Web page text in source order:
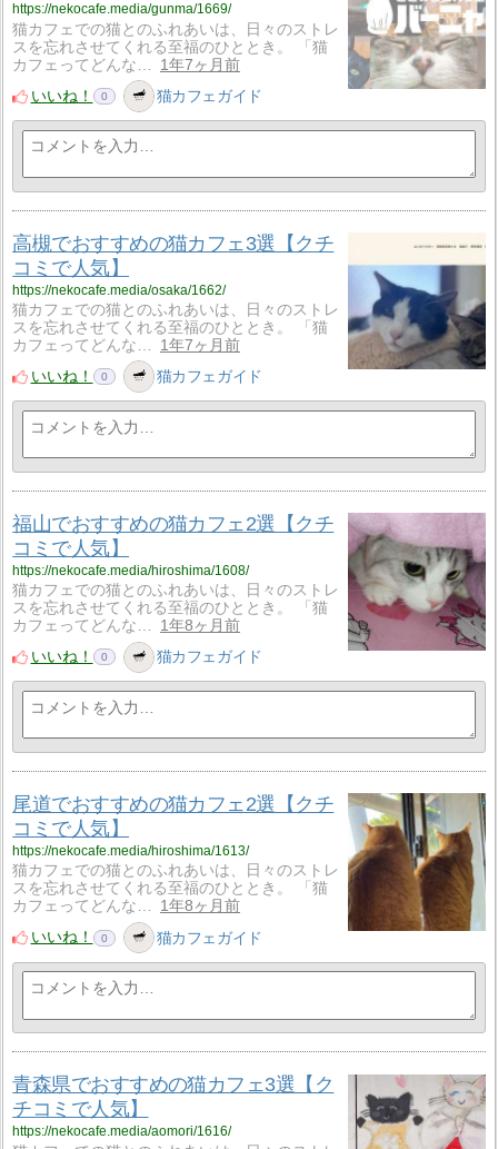
https://nekocafe.media/gunma/1669/
猫カフェでの猫とのふれあいは、日々のストレ
スを忘れさせてくれる至福のひととき。 「猫
カフェってどんな…
1年7ヶ月前
いいね！
0 猫カフェガイド
高槻でおすすめの猫カフェ3選【クチ
コミで人気】
https://nekocafe.media/osaka/1662/
猫カフェでの猫とのふれあいは、日々のストレ
スを忘れさせてくれる至福のひととき。 「猫
カフェってどんな…
1年7ヶ月前
いいね！
0 猫カフェガイド
福山でおすすめの猫カフェ2選【クチ
コミで人気】
https://nekocafe.media/hiroshima/1608/
猫カフェでの猫とのふれあいは、日々のストレ
スを忘れさせてくれる至福のひととき。 「猫
カフェってどんな…
1年8ヶ月前
いいね！
0 猫カフェガイド
尾道でおすすめの猫カフェ2選【クチ
コミで人気】
https://nekocafe.media/hiroshima/1613/
猫カフェでの猫とのふれあいは、日々のストレ
スを忘れさせてくれる至福のひととき。 「猫
カフェってどんな…
1年8ヶ月前
いいね！
0 猫カフェガイド
青森県でおすすめの猫カフェ3選【ク
チコミで人気】
https://nekocafe.media/aomori/1616/